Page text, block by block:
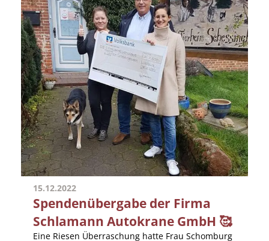
15.12.2022
Spendenübergabe der Firma
Schlamann Autokrane GmbH 🥰
Eine Riesen Überraschung hatte Frau Schomburg